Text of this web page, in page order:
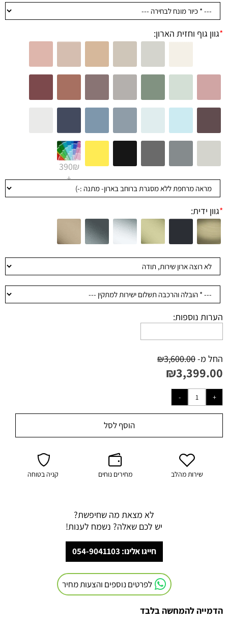
*גוון גוף וחזית הארון:
390₪
+
*גוון ידית:
הערות נוספות:
החל מ- ₪3,600.00
₪3,399.00
הוסף לסל
שירות מהלב מחירים נוחים קניה בטוחה
לא מצאת מה שחיפשת?
יש לכם שאלה? נשמח לענות!
חייגו אלינו: 054-9041103
לפרטים נוספים והצעות מחיר
הדמייה להמחשה בלבד